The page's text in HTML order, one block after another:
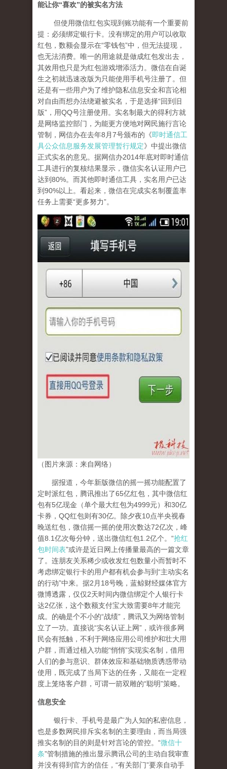
能让你“喜欢”的被实名方法
但使用微信红包实现到账功能有一个重要前
提：必须绑定银行卡。没有绑定的用户可以收取
红包，数额会显示在“零钱包”中，但无法提现，
也无法消费。唯一的用途就是做成红包发出去，
其效用也只是为红包游戏增添活力。微信在自诞
生之初就迅速改版为只能使用手机号注册了。但
还是有一些用户为了维护隐私信息安全和言论相
对自由而想办法绕避被实名，于是选择“回到旧
版”，用QQ号注册使用。实名制最大的得利方就
是网络监控部门，为能更方便地对网民施行言论
管制，网信办在去年8月7号颁布的《即时通信工
具公众信息服务发展管理暂行规定》中提出微信
正式实名的意见。据网信办2014年底对即时通信
工具进行的复核结果显示，微信实名认证用户已
达到80%。而其他即时通信工具，实名用户已达
到90%以上。看起来，微信在完成实名制覆盖率
任务上需要“更多努力”。
（图片来源：来自网络）
据报道，今年新版微信的摇一摇功能配置了
定时派红包，腾讯推出了65亿红包，其中微信红
包有5亿现金（单个最大红包为4999元）和30亿
卡券，QQ红包则有30亿。除夕夜10点半央视春
晚送红包，微信摇一摇的使用次数达72亿次，峰
值8.1亿次每分钟，送出微信红包1.2亿个。“抢红
包时间表”或许是近日网上传播量最高的一篇文章
了。连朋友关系稀少或收发红包数量小而暂时不
考虑绑定银行卡的用户都有机会参与到“主动实名
的行动”中来。据2月18号晚，蓝鲸财经媒体官方
微博透露，仅仅2天时间内微信绑定个人银行卡
达2亿张，这个数额支付宝大致需要8年才能完
成。的确是个不小的“战绩”，腾讯又为网络管制
立了一功。直接说“实名认证上网”，或许很多网
民会有抵触，不利于网络应用公司维护和壮大用
户群，而通过植入功能“悄悄”实现实名制，借用
人们的参与意识、群体效应和基础物质诱惑带动
使用，既完成了当局下达的任务，又能在一定程
度上笼络客户群，可谓一箭双雕的“聪明”策略。
信息安全
银行卡、手机号是最广为人知的私密信息，
也是多数网民排斥实名制的主要理由，而当局强
推实名制的目的则是针对言论的管控。“微信十
条”管制措施的推出显示腾讯公司的主动自我审查
并没有得到官方的信任，“有关部门”要亲自动手